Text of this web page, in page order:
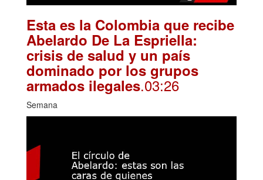
Esta es la Colombia que recibe
Abelardo De La Espriella:
crisis de salud y un país
dominado por los grupos
armados ilegales.03:26
Semana